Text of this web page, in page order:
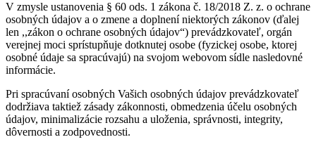
V zmysle ustanovenia § 60 ods. 1 zákona č. 18/2018 Z. z. o ochrane
osobných údajov a o zmene a doplnení niektorých zákonov (ďalej
len ,,zákon o ochrane osobných údajov“) prevádzkovateľ, orgán
verejnej moci sprístupňuje dotknutej osobe (fyzickej osobe, ktorej
osobné údaje sa spracúvajú) na svojom webovom sídle nasledovné
informácie.
Pri spracúvaní osobných Vašich osobných údajov prevádzkovateľ
dodržiava taktiež zásady zákonnosti, obmedzenia účelu osobných
údajov, minimalizácie rozsahu a uloženia, správnosti, integrity,
dôvernosti a zodpovednosti.